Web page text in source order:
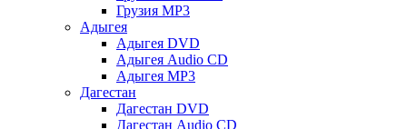
Грузия MP3
Адыгея
Адыгея DVD
Адыгея Audio CD
Адыгея MP3
Дагестан
Дагестан DVD
Дагестан Audio CD